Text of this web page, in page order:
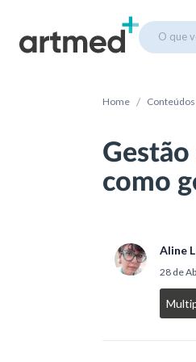
O que
Home / Conteúdos
como
Aline
28 de